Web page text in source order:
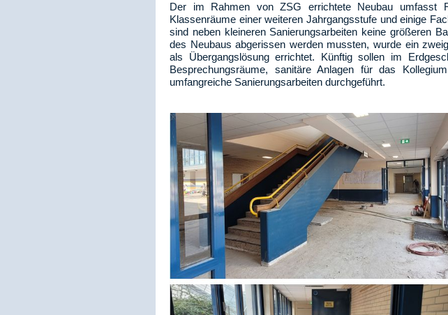
Der im Rahmen von ZSG errichtete Neubau umfasst
Klassenräume einer weiteren Jahrgangsstufe und einige
sind neben kleineren Sanierungsarbeiten keine größeren
des Neubaus abgerissen werden mussten, wurde ein
als Übergangslösung errichtet. Künftig sollen im
Besprechungsräume, sanitäre Anlagen für das
umfangreiche Sanierungsarbeiten durchgeführt.